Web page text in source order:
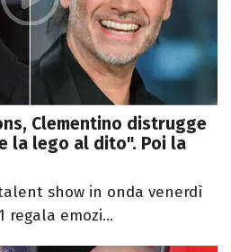
Clementino distrugge
la lego al dito". Poi la
show in onda venerdì
regala emozi...